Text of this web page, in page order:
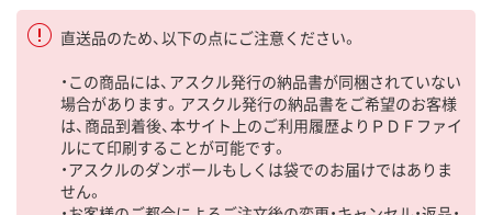
直送品のため、以下の点にご注意ください。
・この商品には、アスクル発行の納品書が同梱されていない
場合があります。アスクル発行の納品書をご希望のお客様
は、商品到着後、本サイト上のご利用履歴よりＰＤＦファイ
ルにて印刷することが可能です。
・アスクルのダンボールもしくは袋でのお届けではありま
せん。